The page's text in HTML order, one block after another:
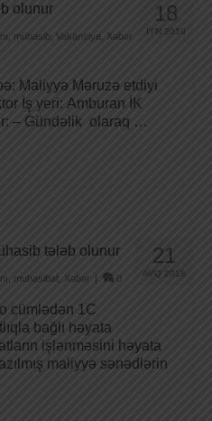
18
İYN 2019
olunur
mühasib Vakansiya
Xəbər
Maliyyə Məruzə etdiyi
İş yeri: Amburan İK
– Gündəlik olaraq …
21
AVQ 2018
tələb olunur
muhasibat Xəbər | 0
cümlədən 1C
bağlı həyata
işlənməsini həyata
maliyyə sənədlərin